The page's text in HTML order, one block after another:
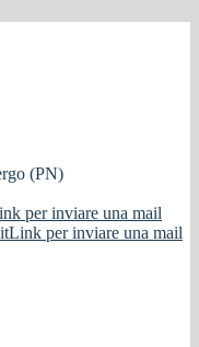
(PN)
per inviare una mail
Link per inviare una mail